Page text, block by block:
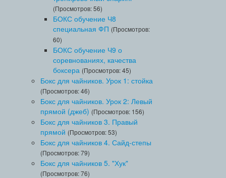
(Просмотров: 56)
БОКС обучение Ч8
специальная ФП (Просмотров:
60)
БОКС обучение Ч9 о
соревнованиях, качества
боксера (Просмотров: 45)
Бокс для чайников. Урок 1: стойка
(Просмотров: 46)
Бокс для чайников. Урок 2: Левый
прямой (джеб) (Просмотров: 156)
Бокс для чайников 3. Правый
прямой (Просмотров: 53)
Бокс для чайников 4. Сайд-степы
(Просмотров: 79)
Бокс для чайников 5. "Хук"
(Просмотров: 76)